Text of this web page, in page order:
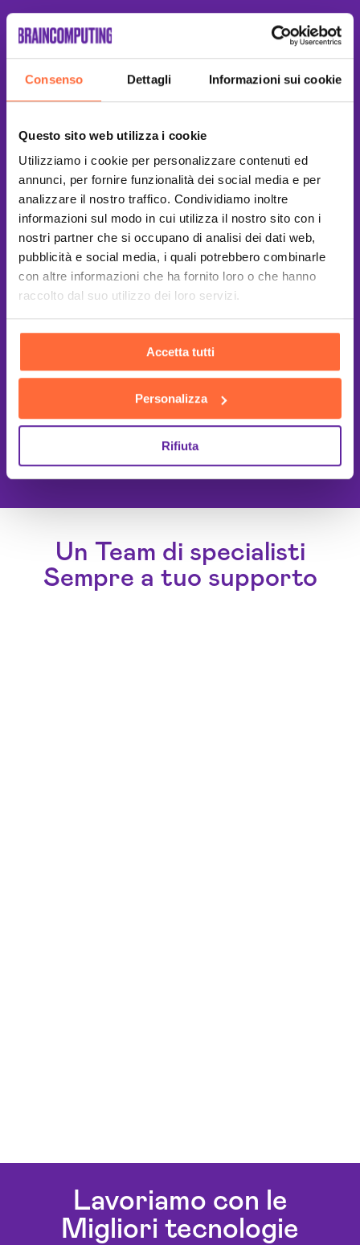
Consenso Dettagli Informazioni sui cookie
Questo sito web utilizza i cookie
Utilizziamo i cookie per personalizzare contenuti ed
annunci, per fornire funzionalità dei social media e per
analizzare il nostro traffico. Condividiamo inoltre
informazioni sul modo in cui utilizza il nostro sito con i
nostri partner che si occupano di analisi dei dati web,
pubblicità e social media, i quali potrebbero combinarle
con altre informazioni che ha fornito loro o che hanno
raccolto dal suo utilizzo dei loro servizi.
Accetta tutti
Personalizza
Rifiuta
This site is protected by reCAPTCHA
Un Team di specialisti
Sempre a tuo supporto
Lavoriamo con le
Migliori tecnologie